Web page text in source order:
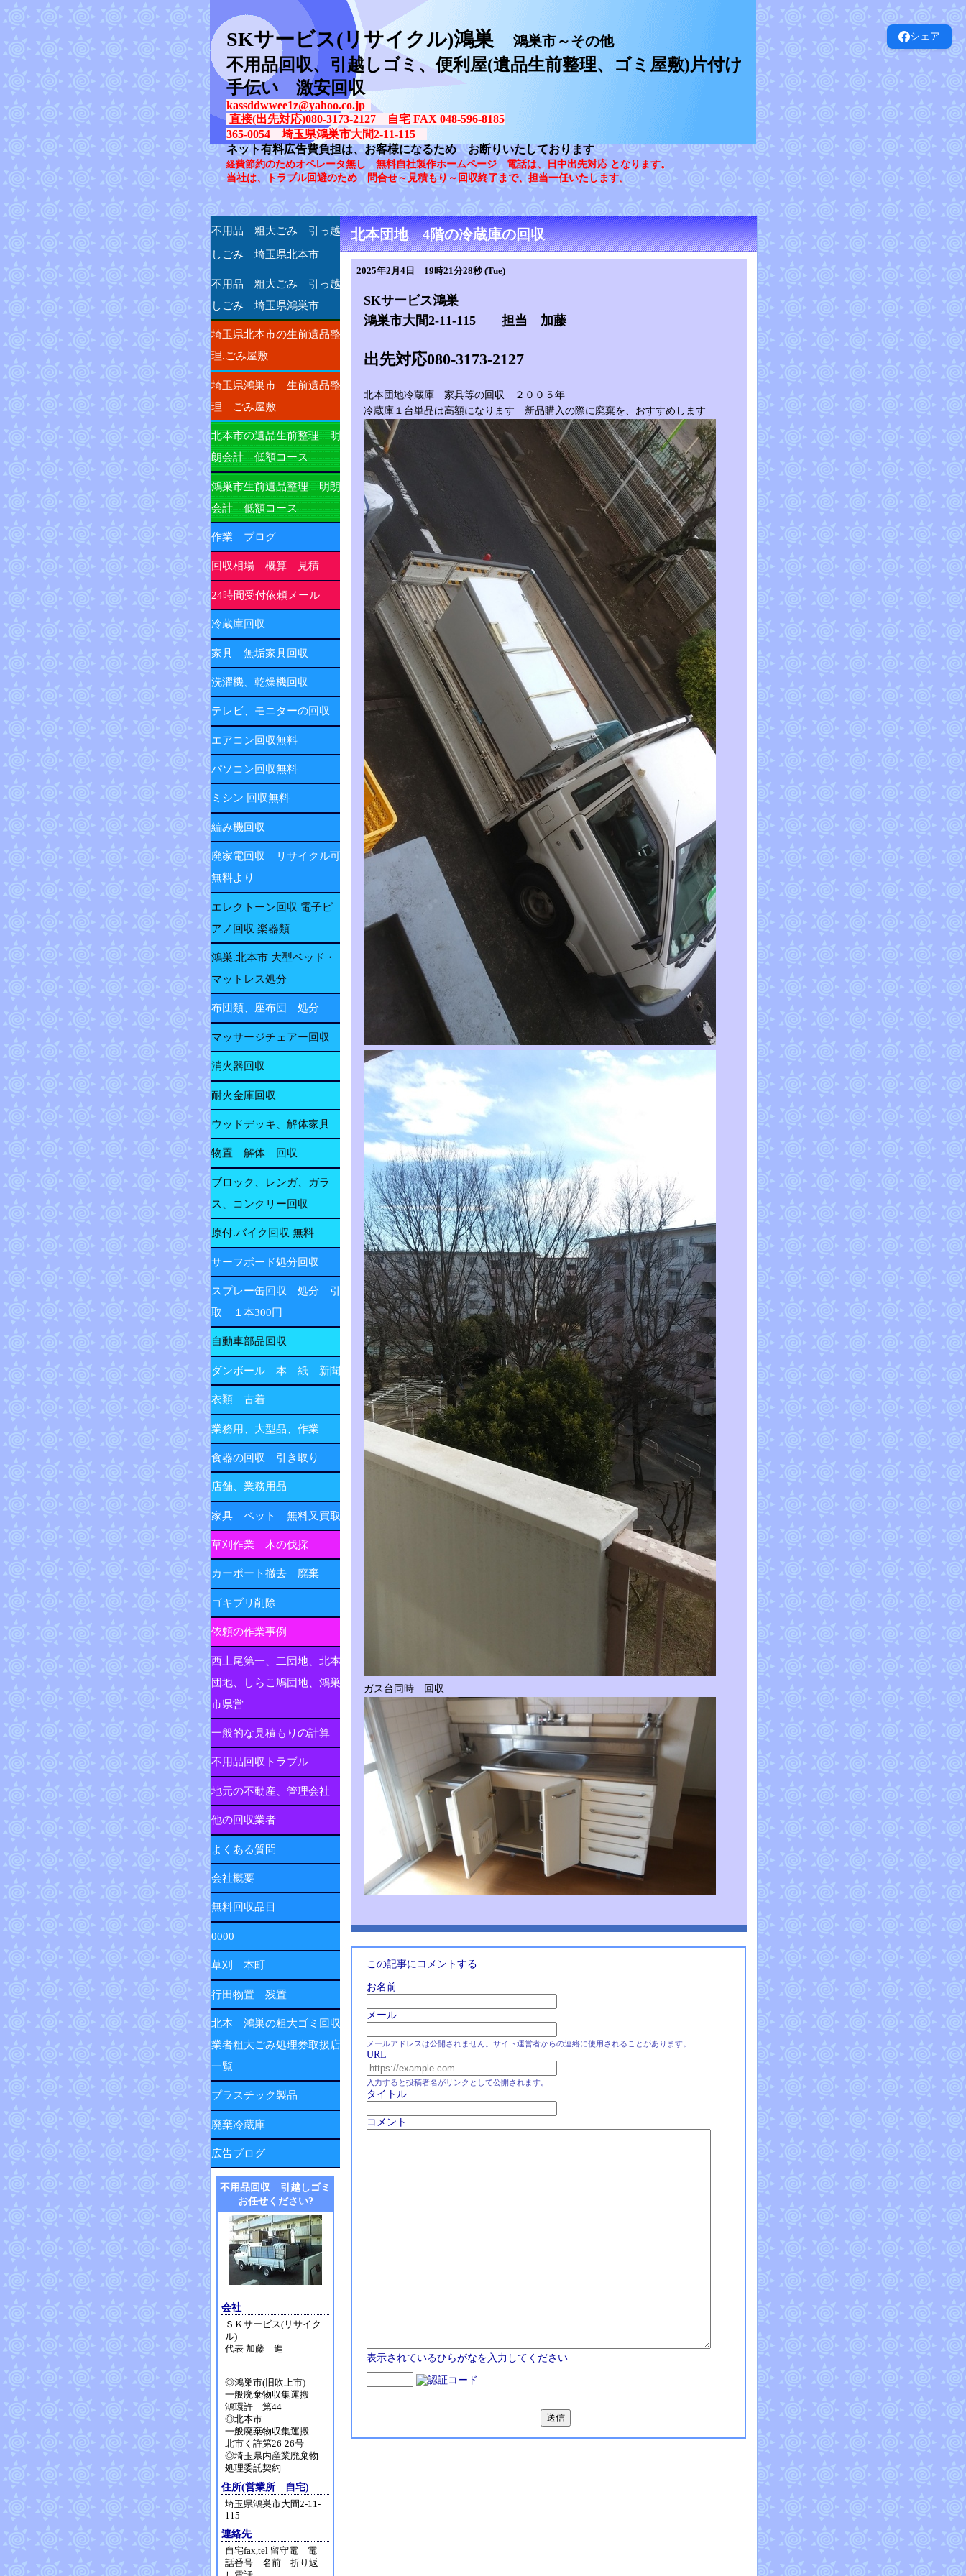
シェア
SKサービス(リサイクル)鴻巣 鴻巣市～その他
不用品回収、引越しゴミ、便利屋(遺品生前整理、ゴミ屋敷)片付け
手伝い 激安回収
kassddwwee1z@yahoo.co.jp
直接(出先対応)080-3173-2127 自宅 FAX 048-596-8185
365-0054 埼玉県鴻巣市大間2-11-115
ネット有料広告費負担は、お客様になるため お断りいたしております
経費節約のためオペレータ無し 無料自社製作ホームページ 電話は、日中出先対応 となります。
当社は、トラブル回避のため 問合せ～見積もり～回収終了まで、担当一任いたします。
北本団地 4階の冷蔵庫の回収
2025年2月4日 19時21分28秒 (Tue)
SKサービス鴻巣
鴻巣市大間2-11-115 担当 加藤
出先対応080-3173-2127
北本団地冷蔵庫 家具等の回収 ２００５年
冷蔵庫１台単品は高額になります 新品購入の際に廃棄を、おすすめします
ガス台同時 回収
この記事にコメントする
お名前
メール
メールアドレスは公開されません。サイト運営者からの連絡に使用されることがあります。
URL
入力すると投稿者名がリンクとして公開されます。
タイトル
コメント
表示されているひらがなを入力してください
不用品 粗大ごみ 引っ越
しごみ 埼玉県北本市
不用品 粗大ごみ 引っ越
しごみ 埼玉県鴻巣市
埼玉県北本市の生前遺品整
理.ごみ屋敷
埼玉県鴻巣市 生前遺品整
理 ごみ屋敷
北本市の遺品生前整理 明
朗会計 低額コース
鴻巣市生前遺品整理 明朗
会計 低額コース
作業 ブログ
回収相場 概算 見積
24時間受付依頼メール
冷蔵庫回収
家具 無垢家具回収
洗濯機、乾燥機回収
テレビ、モニターの回収
エアコン回収無料
パソコン回収無料
ミシン 回収無料
編み機回収
廃家電回収 リサイクル可
無料より
エレクトーン回収 電子ピ
アノ回収 楽器類
鴻巣.北本市 大型ベッド・
マットレス処分
布団類、座布団 処分
マッサージチェアー回収
消火器回収
耐火金庫回収
ウッドデッキ、解体家具
物置 解体 回収
ブロック、レンガ、ガラ
ス、コンクリー回収
原付.バイク回収 無料
サーフボード処分回収
スプレー缶回収 処分 引
取 １本300円
自動車部品回収
ダンボール 本 紙 新聞
衣類 古着
業務用、大型品、作業
食器の回収 引き取り
店舗、業務用品
家具 ベット 無料又買取
草刈作業 木の伐採
カーポート撤去 廃棄
ゴキブリ削除
依頼の作業事例
西上尾第一、二団地、北本
団地、しらこ鳩団地、鴻巣
市県営
一般的な見積もりの計算
不用品回収トラブル
地元の不動産、管理会社
他の回収業者
よくある質問
会社概要
無料回収品目
0000
草刈 本町
行田物置 残置
北本 鴻巣の粗大ゴミ回収
業者粗大ごみ処理券取扱店
一覧
プラスチック製品
廃棄冷蔵庫
広告ブログ
不用品回収 引越しゴミ
お任せください?
会社
ＳＫサービス(リサイク
ル)
代表 加藤 進
◎鴻巣市(旧吹上市)
一般廃棄物収集運搬
鴻環許 第44
◎北本市
一般廃棄物収集運搬
北市く許第26-26号
◎埼玉県内産業廃棄物
処理委託契約
住所(営業所 自宅)
埼玉県鴻巣市大間2-11-
115
連絡先
自宅fax,tel 留守電 電
話番号 名前 折り返